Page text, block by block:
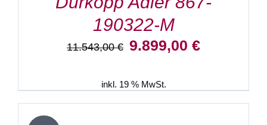
190322-M
11.543,00€ Ursprünglicher
11.543,00 €
9.899,00 €Aktueller
inkl. 19 % MwSt.